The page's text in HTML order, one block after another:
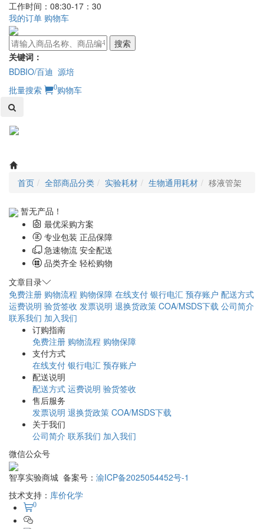
工作时间：08:30-17：30
我的订单 购物车
搜索
关键词：
BDBIO/百迪 源培
批量搜索
0购物车
首页 全部商品分类 实验耗材 生物通用耗材 移液管架
暂无产品！
最优采购方案
专业包装 正品保障
急速物流 安全配送
品类齐全 轻松购物
文章目录
免费注册 购物流程 购物保障 在线支付 银行电汇 预存账户 配送方式
运费说明 验货签收 发票说明 退换货政策 COA/MSDS下载 公司简介
联系我们 加入我们
订购指南
免费注册 购物流程 购物保障
支付方式
在线支付 银行电汇 预存账户
配送说明
配送方式 运费说明 验货签收
售后服务
发票说明 退换货政策 COA/MSDS下载
关于我们
公司简介 联系我们 加入我们
微信公众号
智享实验商城 备案号： 渝ICP备2025054452号-1
技术支持： 库价化学
0